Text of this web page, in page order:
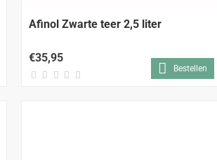
Afinol Zwarte teer 2,5 liter
€35,95
Bestellen